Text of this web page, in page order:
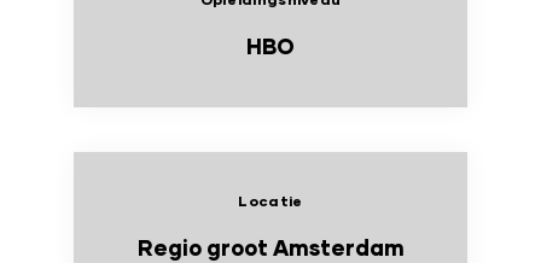
HBO
Locatie
Regio groot Amsterdam